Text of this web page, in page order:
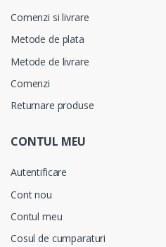
Comenzi si livrare
Metode de plata
Metode de livrare
Comenzi
Returnare produse
CONTUL MEU
Autentificare
Cont nou
Contul meu
Cosul de cumparaturi